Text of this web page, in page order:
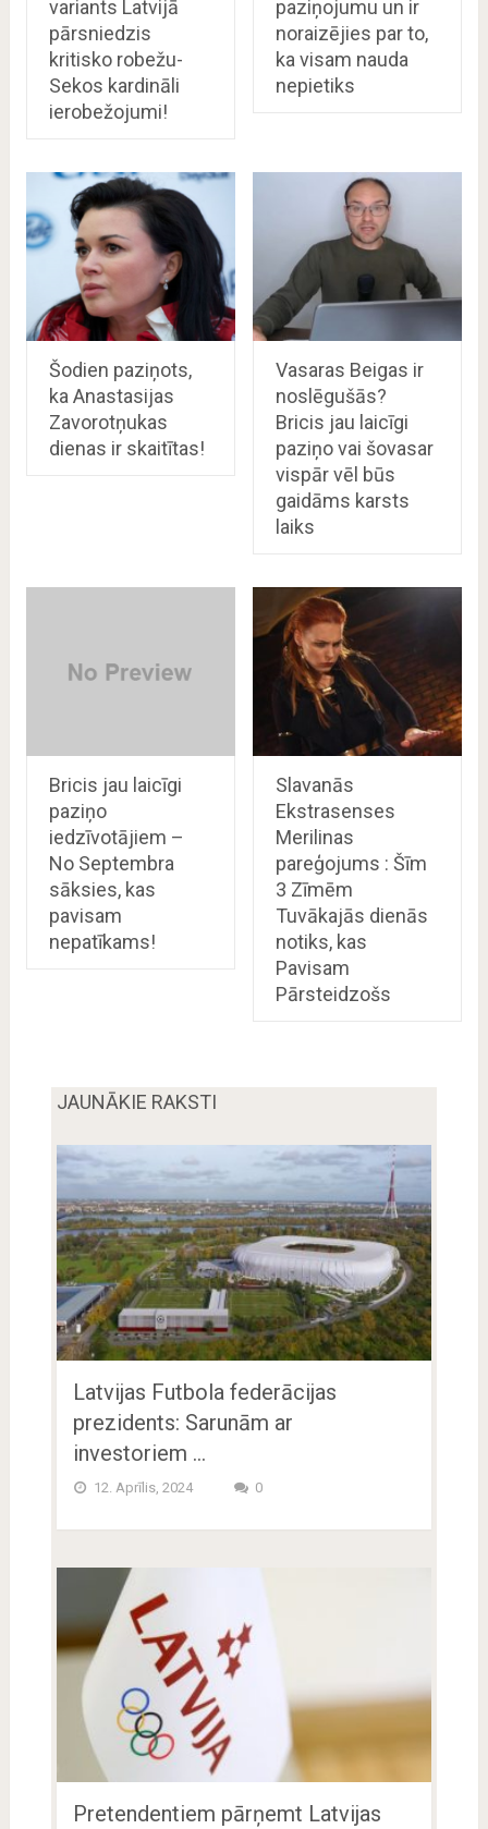
variants Latvijā
pārsniedzis
kritisko robežu-
Sekos kardināli
ierobežojumi!
paziņojumu un ir
noraizējies par to,
ka visam nauda
nepietiks
Šodien paziņots,
ka Anastasijas
Zavorotņukas
dienas ir skaitītas!
Vasaras Beigas ir
noslēgušās?
Bricis jau laicīgi
paziņo vai šovasar
vispār vēl būs
gaidāms karsts
laiks
Bricis jau laicīgi
paziņo
iedzīvotājiem –
No Septembra
sāksies, kas
pavisam
nepatīkams!
Slavanās
Ekstrasenses
Merilinas
pareģojums : Šīm
3 Zīmēm
Tuvākajās dienās
notiks, kas
Pavisam
Pārsteidzošs
JAUNĀKIE RAKSTI
Latvijas Futbola federācijas
prezidents: Sarunām ar
investoriem …
12. Aprīlis, 2024 0
Pretendentiem pārņemt Latvijas